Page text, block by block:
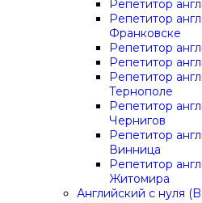
Репетитор
Репетитор
Франковске
Репетитор
Репетитор
Репетитор
Тернополе
Репетитор
Чернигов
Репетитор
Винница
Репетитор
Житомира
Английский с нуля